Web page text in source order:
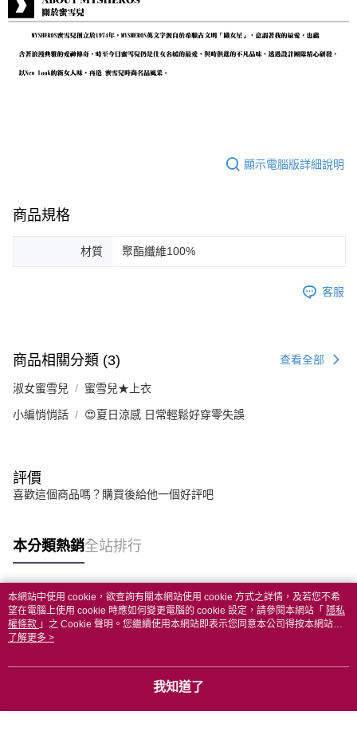
顯示電腦版詳細說明
商品規格
材質 聚酯纖維100%
客服
商品相關分類 (3) 查看全部
淑女蜜雪兒 蜜雪兒★上衣
小編悄悄話 😍夏日涼感 日常輕鬆好穿零失誤
評價
喜歡這個商品嗎？購買後給他一個好評吧
本分類熱銷全站排行
熱門標籤
本網站中使用 cookie，欲查詢有關本網站使用 cookie 方式之詳情，及若您不希
望在電腦上使用 cookie 時應如何變更電腦的 cookie 設定，請參閱本網站「 隱私
權條款 」之 Cookie 聲明。您繼續使用本網站即表示您同意本公司得按本網站使
用條款之 Cookie 聲明使用 cookie。
了解更多 >
我知道了